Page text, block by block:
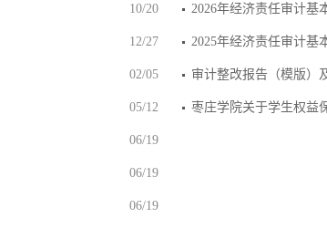
10/20
12/27
02/05
05/12
06/19
06/19
06/19
2026年经济责任审计基
2025年经济责任审计基
审计整改报告（模版）
枣庄学院关于学生权益